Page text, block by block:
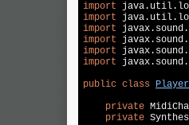
import
import
import
import
import
import
public class
Player
private
private